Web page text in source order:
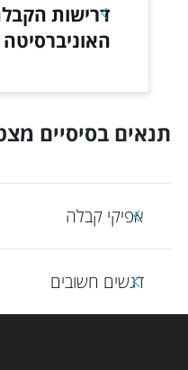
דרישות
האוניברסיטה
תנאים בסיסיים
אפיקי קבלה
דגשים חשובים